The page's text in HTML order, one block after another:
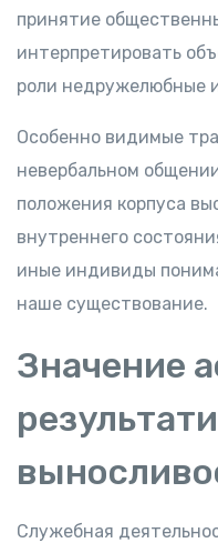
принятие
интерпретировать
роли недружелюбные
Особенно видимые
невербальном
положения корпуса
внутреннего
иные индивиды
наше существование.
Значение
Служебная